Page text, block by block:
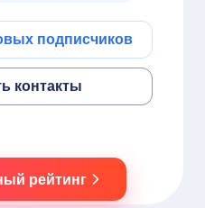
подписчиков
контакты
рейтинг